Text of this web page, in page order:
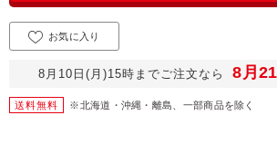
8月10日(月)15時までご注文なら 8月
お気に入り
送料無料 ※北海道・沖縄・離島、一部商品を除く